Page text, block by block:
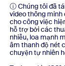
ⓘ Chúng tôi đã
video thông
cho công việc
hỗ trợ bởi các
nhiễu, loa mạnh
âm thanh độ nét
chuyện tự nhiên